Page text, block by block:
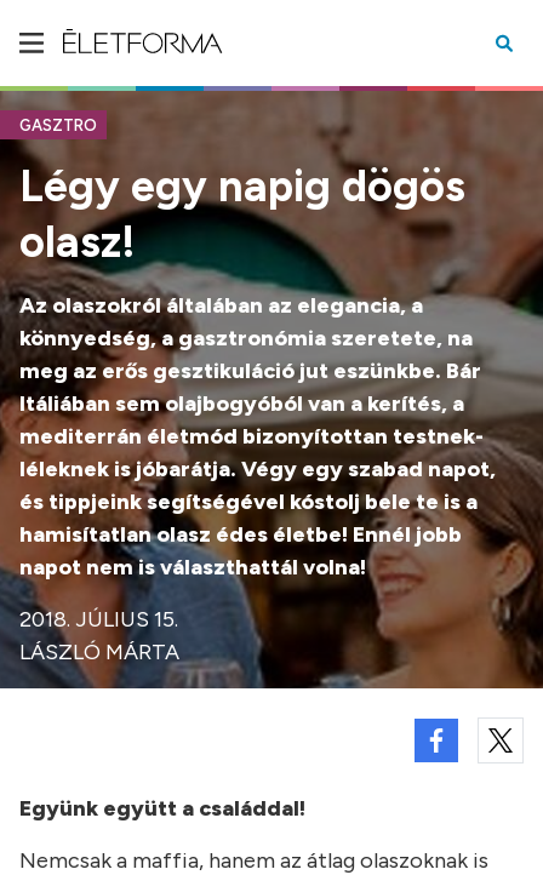
GASZTRO
Légy egy napig dögös
olasz!
Az olaszokról általában az elegancia, a
könnyedség, a gasztronómia szeretete, na
meg az erős gesztikuláció jut eszünkbe. Bár
Itáliában sem olajbogyóból van a kerítés, a
mediterrán életmód bizonyítottan testnek-
léleknek is jóbarátja. Végy egy szabad napot,
és tippjeink segítségével kóstolj bele te is a
hamisítatlan olasz édes életbe! Ennél jobb
napot nem is választhattál volna!
2018. JÚLIUS 15.
LÁSZLÓ MÁRTA
Együnk együtt a családdal!
Nemcsak a maffia, hanem az átlag olaszoknak is